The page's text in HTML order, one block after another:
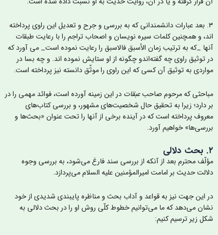
۳. بعد عبارات دانشمندانی که به بررسی و جرح و تعدیل این راوی پرداخته
و همچنین کلمات سیره نویسان و اصحاب تراجم را با رعایت طبقات
_که به ترتیب زمان الأسبق فالاسبق را رعایت نموده است_ می آورد که
توثیق راوی چه گفته‌اندو چگونه از او ستایش نموده اند. و چه بسا در
به توثيق آن کسی که این راوی را موثّق دانسته نیز پرداخته است.
که مرحوم صاحبعبقاتدر این زمینه آورده است، فوائد مهمی را در
دارد؛ زیرا به تحقیق حال شخصیت‌های مشهور، و بررسی کتاب‌های
پرداخته است که در آینده برخی از آنها را تحت عنوان «بحث‌ها و
خواهیم آورد.
محترم بعد از آنکه از بررسی سند فارغ می‌شود، به بررسی وجوه
حدیث بر امامت امیرالمؤمنين علیه السلام می‌پردازد.
این جهت نیز به قواعد و آداب بحث و مناظره پایبندی شدیدی از خود
می‌دهد که ما می‌توانیم خطوط کلّی روش او را در بحث دلالی به
زیر ترسیم کنیم: